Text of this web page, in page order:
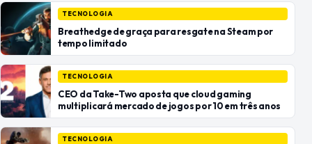
TECNOLOGIA
Breathedge de graça para resgate na Steam por
tempo limitado
TECNOLOGIA
CEO da Take-Two aposta que cloud gaming
multiplicará mercado de jogos por 10 em três anos
TECNOLOGIA